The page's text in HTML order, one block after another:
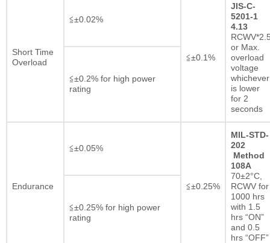
Short Time
Overload
≦±0.02%
≦±0.1%
JIS-C-
5201-1
4.13
or Max.
overload
voltage
whichever
is lower
for 2
seconds
≦±0.2% for high power
rating
Endurance
≦±0.05%
≦±0.25%
MIL-STD-
202
Method
108A
70±2°C,
RCWV for
1000 hrs
with 1.5
hrs “ON”
and 0.5
hrs “OFF”
≦±0.25% for high power
rating